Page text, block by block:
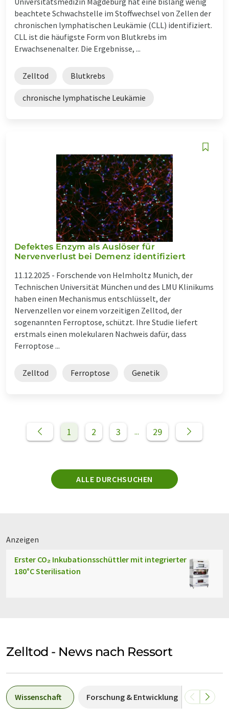
beachtete Schwachstelle im Stoffwechsel von Zellen der
chronischen lymphatischen Leukämie (CLL) identifiziert.
CLL ist die häufigste Form von Blutkrebs im
Erwachsenenalter. Die Ergebnisse, ...
Zelltod Blutkrebs
chronische lymphatische Leukämie
Defektes Enzym als Auslöser für
Nervenverlust bei Demenz identifiziert
11.12.2025 - Forschende von Helmholtz Munich, der
Technischen Universität München und des LMU Klinikums
haben einen Mechanismus entschlüsselt, der
Nervenzellen vor einem vorzeitigen Zelltod, der
sogenannten Ferroptose, schützt. Ihre Studie liefert
erstmals einen molekularen Nachweis dafür, dass
Ferroptose ...
Zelltod Ferroptose Genetik
1 2 3 ... 29
ALLE DURCHSUCHEN
Anzeigen
Erster CO₂ Inkubationsschüttler mit integrierter
180°C Sterilisation
Zelltod - News nach Ressort
Wissenschaft Forschung & Entwicklung